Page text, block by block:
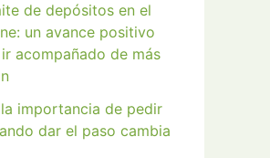
de depósitos en el
un avance positivo
acompañado de más
importancia de pedir
dar el paso cambia